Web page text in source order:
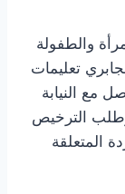
والطفولة
تعليمات
مع النيابة
وطلب الترخيص
المتعلقة